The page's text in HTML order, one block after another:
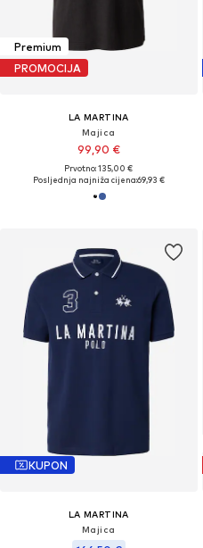
Premium
PROMOCIJA
LA MARTINA
Majica
99,90 €
Prvotno: 135,00 €
Posljednja najniža cijena:69,93 €
KUPON
LA MARTINA
Majica